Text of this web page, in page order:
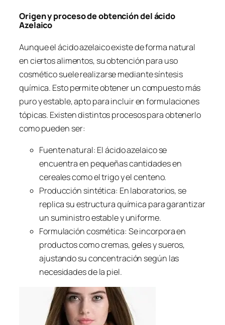
Origen y proceso de obtención del ácido
Azelaico
Aunque el ácido azelaico existe de forma natural
en ciertos alimentos, su obtención para uso
cosmético suele realizarse mediante síntesis
química. Esto permite obtener un compuesto más
puro y estable, apto para incluir en formulaciones
tópicas. Existen distintos procesos para obtenerlo
como pueden ser:
Fuente natural: El ácido azelaico se
encuentra en pequeñas cantidades en
cereales como el trigo y el centeno.
Producción sintética: En laboratorios, se
replica su estructura química para garantizar
un suministro estable y uniforme.
Formulación cosmética: Se incorpora en
productos como cremas, geles y sueros,
ajustando su concentración según las
necesidades de la piel.